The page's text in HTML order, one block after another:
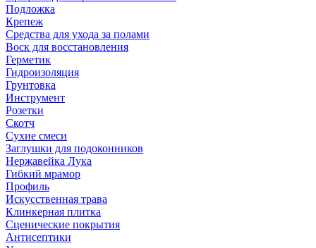
Подложка
Крепеж
Средства для ухода за полами
Воск для восстановления
Герметик
Гидроизоляция
Грунтовка
Инструмент
Розетки
Скотч
Сухие смеси
Заглушки для подоконников
Нержавейка Лука
Гибкий мрамор
Профиль
Искусственная трава
Клинкерная плитка
Сценические покрытия
Антисептики